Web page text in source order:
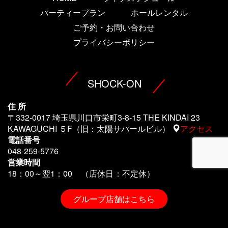
パーティープラン
ホールレンタル
ご予約・お問い合わせ
プライバシーポリシー
SHOCK-ON
住 所
〒332-0017 埼玉県川口市栄町3-8-15 THE KINDAI 23
KAWAGUCHI ５F（旧：太陽サパールビル）
アクセス
電話番号
048-259-5776
営業時間
18：00～翌1 ：00 （店休日：不定休）
グループ店舗はこちら